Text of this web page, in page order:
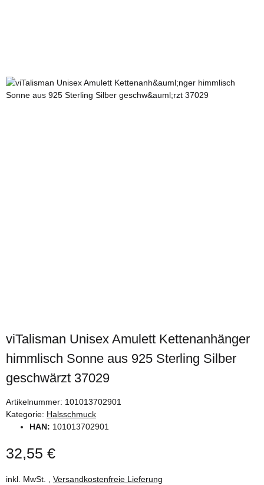
viTalisman Unisex Amulett Kettenanhänger
himmlisch Sonne aus 925 Sterling Silber
geschwärzt 37029
Artikelnummer: 101013702901
Kategorie: Halsschmuck
HAN: 101013702901
32,55 €
inkl. MwSt. , Versandkostenfreie Lieferung